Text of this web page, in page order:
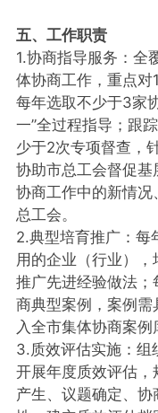
五、工作职责
1.协商指导服务：全
体协商工作，重点对
每年选取不少于3家
一”全过程指导；跟
少于2次专项督查，
协助市总工会督促
协商工作中的新情
总工会。
2.典型培育推广：每
用的企业（行业）
推广先进经验做法
商典型案例，案例
入全市集体协商案例
3.质效评估实施：组
开展年度质效评估
产生、议题确定、